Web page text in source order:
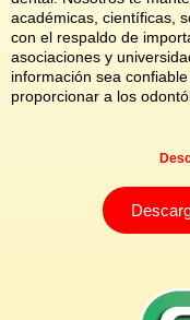
académicas, científicas,
con el respaldo de
asociaciones y
información sea
proporcionar a los